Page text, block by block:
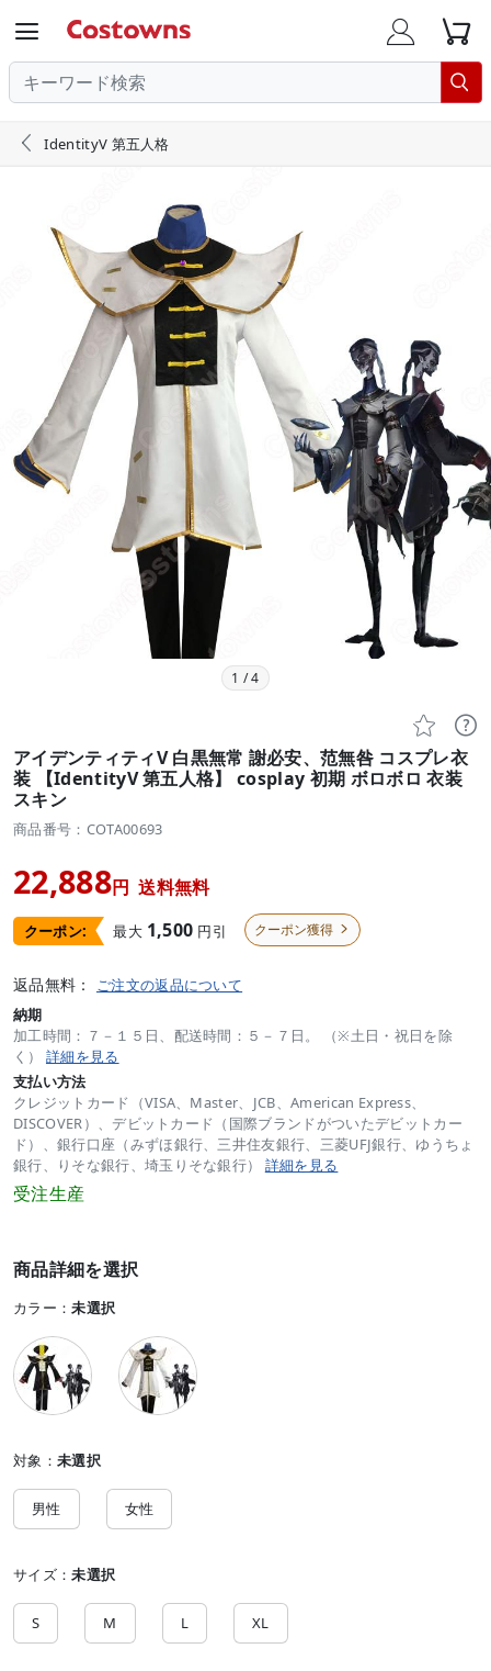
  

 IdentityV 第五人格
1 /4
 
アイデンティティV 白黒無常 謝必安、范無咎 コスプレ衣
装 【IdentityV 第五人格】 cosplay 初期 ボロボロ 衣装
スキン
商品番号：COTA00693
22,888円 送料無料
クーポン: 最大 1,500 円引 クーポン獲得 
返品無料： ご注文の返品について
納期
加工時間：７－１５日、配送時間：５－７日。 （※土日・祝日を除
く） 詳細を見る
支払い方法
クレジットカード（VISA、Master、JCB、American Express、
DISCOVER）、デビットカード（国際ブランドがついたデビットカー
ド）、銀行口座（みずほ銀行、三井住友銀行、三菱UFJ銀行、ゆうちょ
銀行、りそな銀行、埼玉りそな銀行） 詳細を見る
受注生産
商品詳細を選択
カラー：未選択
対象： 未選択
男性 女性
サイズ：未選択
S M L XL